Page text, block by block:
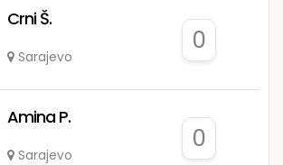
Crni Š.
Sarajevo
0
Amina P.
Sarajevo
0